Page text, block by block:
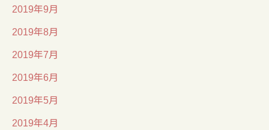
2019年9月
2019年8月
2019年7月
2019年6月
2019年5月
2019年4月